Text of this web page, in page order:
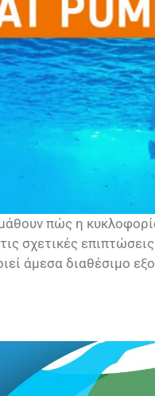
πώς η
σχετικές
άμεσα διαθέσιμο